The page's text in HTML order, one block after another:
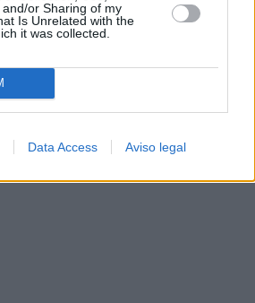
or Sharing of my
Is Unrelated with the
it was collected.
Data Access Aviso legal